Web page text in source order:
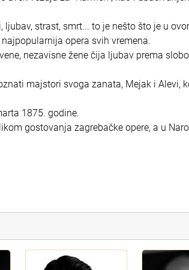
strast, smrt... to je nešto što je u
opera svih vremena.
nezavisne žene čija ljubav prema
majstori svoga zanata, Mejak i Alevi,
1875. godine.
gostovanja zagrebačke opere, a u